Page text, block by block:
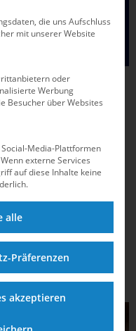
WM-Sechster
seit zwölf Jahren
Deutsche im WM-
die uns Aufschluss
mit unserer Website
oder
Werbung
Besucher über Websites
Media-Plattformen
externe Services
auf diese Inhalte keine
alle
Präferenzen
akzeptieren